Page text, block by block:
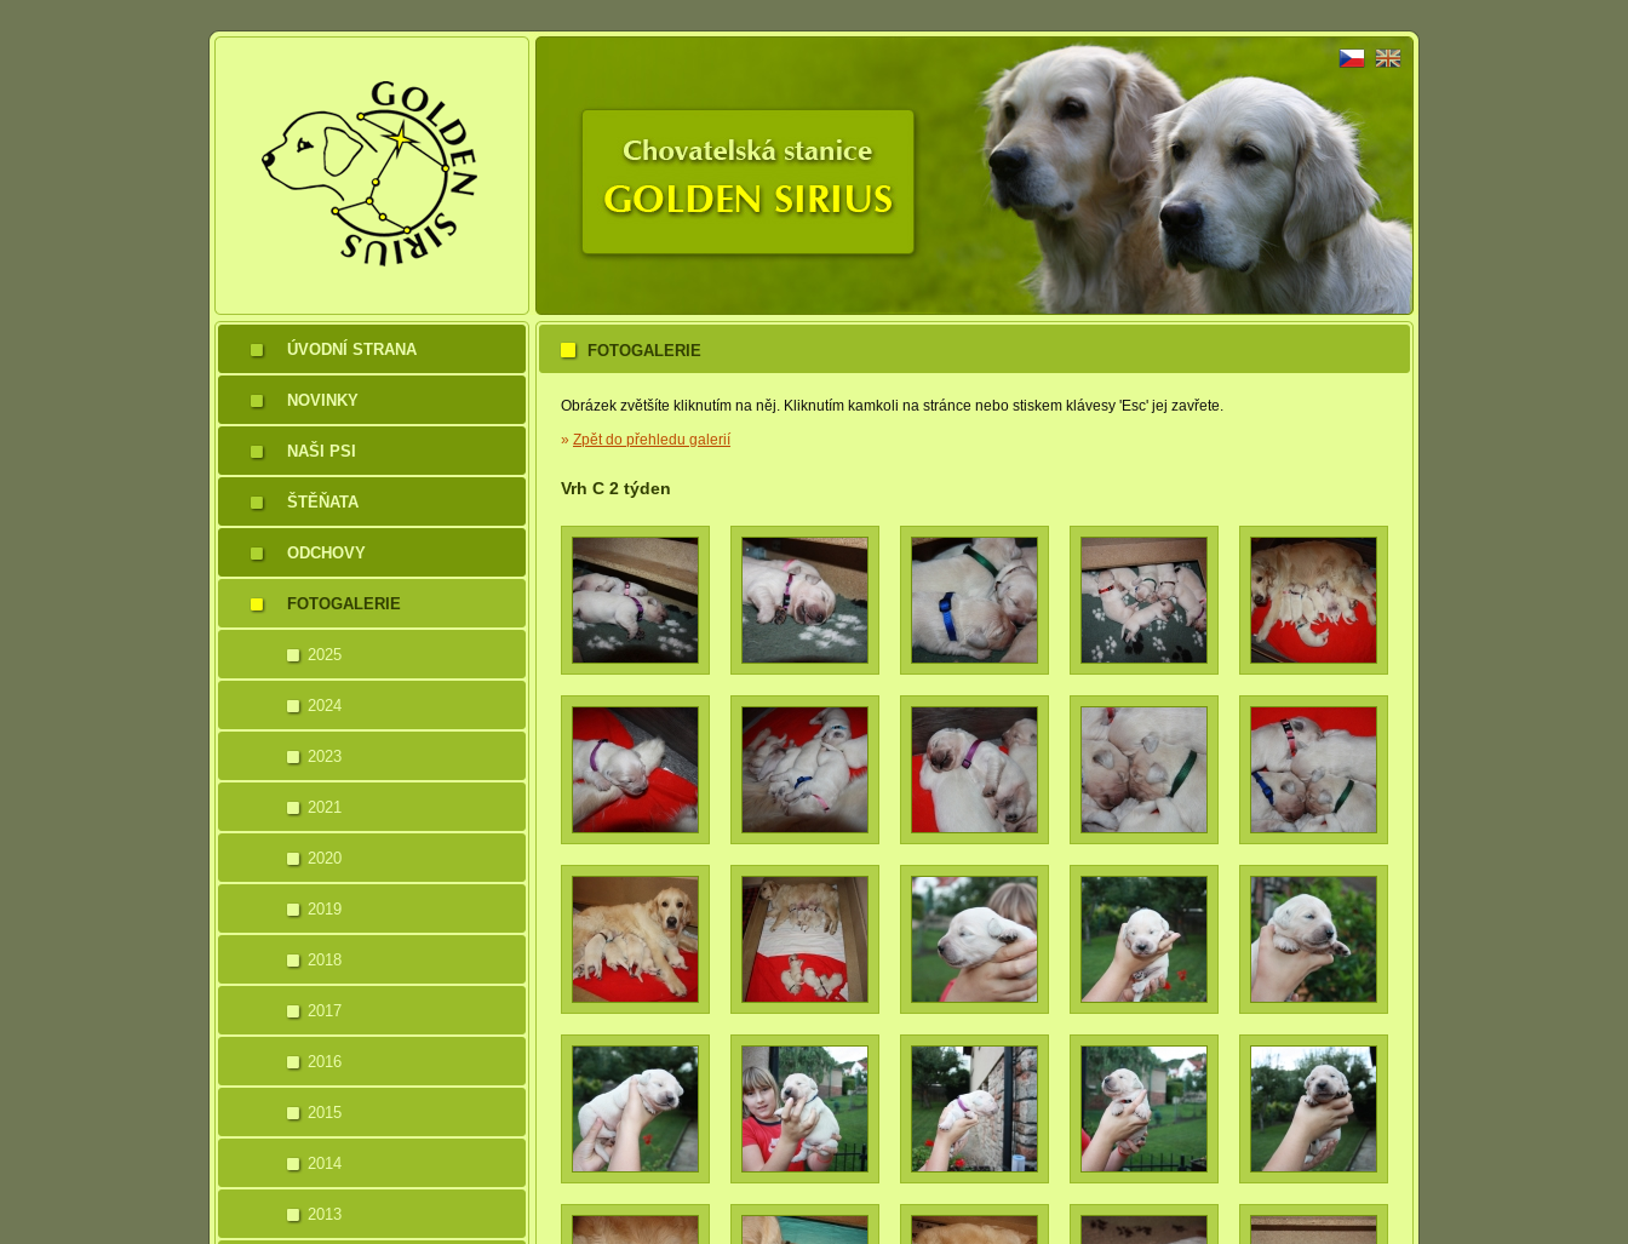
ÚVODNÍ STRANA
NOVINKY
NAŠI PSI
ŠTĚŇATA
ODCHOVY
FOTOGALERIE
2025
2024
2023
2021
2020
2019
2018
2017
2016
2015
2014
2013
FOTOGALERIE
Obrázek zvětšíte kliknutím na něj. Kliknutím kamkoli na stránce nebo stiskem klávesy 'Esc' jej zavřete.
» Zpět do přehledu galerií
Vrh C 2 týden